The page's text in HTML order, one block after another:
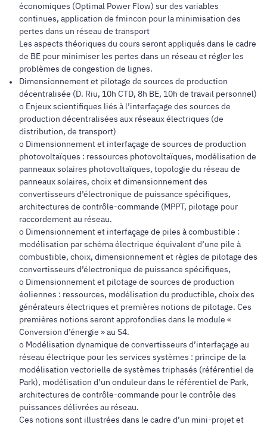
économiques (Optimal Power Flow) sur des variables
continues, application de fmincon pour la minimisation des
pertes dans un réseau de transport
Les aspects théoriques du cours seront appliqués dans le cadre
de BE pour minimiser les pertes dans un réseau et régler les
problèmes de congestion de lignes.
Dimensionnement et pilotage de sources de production
décentralisée (D. Riu, 10h CTD, 8h BE, 10h de travail personnel)
o Enjeux scientifiques liés à l’interfaçage des sources de
production décentralisées aux réseaux électriques (de
distribution, de transport)
o Dimensionnement et interfaçage de sources de production
photovoltaïques : ressources photovoltaïques, modélisation de
panneaux solaires photovoltaïques, topologie du réseau de
panneaux solaires, choix et dimensionnement des
convertisseurs d’électronique de puissance spécifiques,
architectures de contrôle-commande (MPPT, pilotage pour
raccordement au réseau.
o Dimensionnement et interfaçage de piles à combustible :
modélisation par schéma électrique équivalent d’une pile à
combustible, choix, dimensionnement et règles de pilotage des
convertisseurs d’électronique de puissance spécifiques,
o Dimensionnement et pilotage de sources de production
éoliennes : ressources, modélisation du productible, choix des
générateurs électriques et premières notions de pilotage. Ces
premières notions seront approfondies dans le module «
Conversion d’énergie » au S4.
o Modélisation dynamique de convertisseurs d’interfaçage au
réseau électrique pour les services systèmes : principe de la
modélisation vectorielle de systèmes triphasés (référentiel de
Park), modélisation d’un onduleur dans le référentiel de Park,
architectures de contrôle-commande pour le contrôle des
puissances délivrées au réseau.
Ces notions sont illustrées dans le cadre d’un mini-projet et